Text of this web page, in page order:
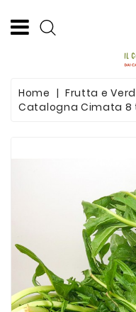
Frutta
Frutta
Pasta
Artigianale
Home Frutta e
Catalogna Cimata 8